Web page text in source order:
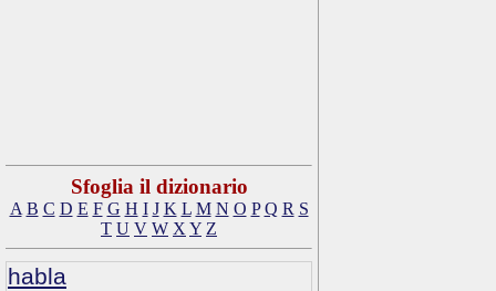
Sfoglia il dizionario
A B C D E F G H I J K L M N O P Q R S
T U V W X Y Z
habla